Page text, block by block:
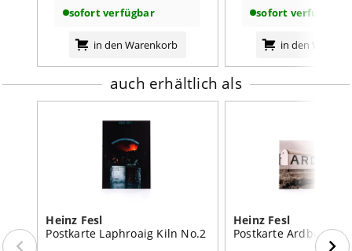
weiterlesen auf der Markenseite von Heinz Fesl
sofort verfügbar
in den Warenkorb
sofort verfügbar
in den
auch erhältlich als
Heinz Fesl
Postkarte Laphroaig Kiln No.2
Heinz Fesl
Postkarte Ardbeg